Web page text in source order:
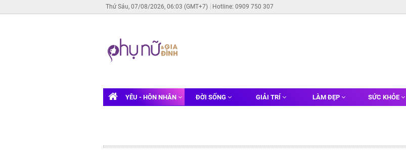
Thứ Sáu, 07/08/2026, 06:03 (GMT+7) Hotline: 0909 750 307
YÊU - HÔN NHÂN ĐỜI SỐNG GIẢI TRÍ LÀM ĐẸP SỨC KHỎE